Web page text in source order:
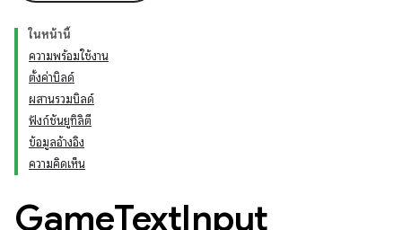
ในหน้านี้
ความพร้อมใช้งาน
ตั้งค่าบิลด์
ผสานรวมบิลด์
ฟังก์ชันยูทิลิตี
ข้อมูลอ้างอิง
ความคิดเห็น
GameTextInput